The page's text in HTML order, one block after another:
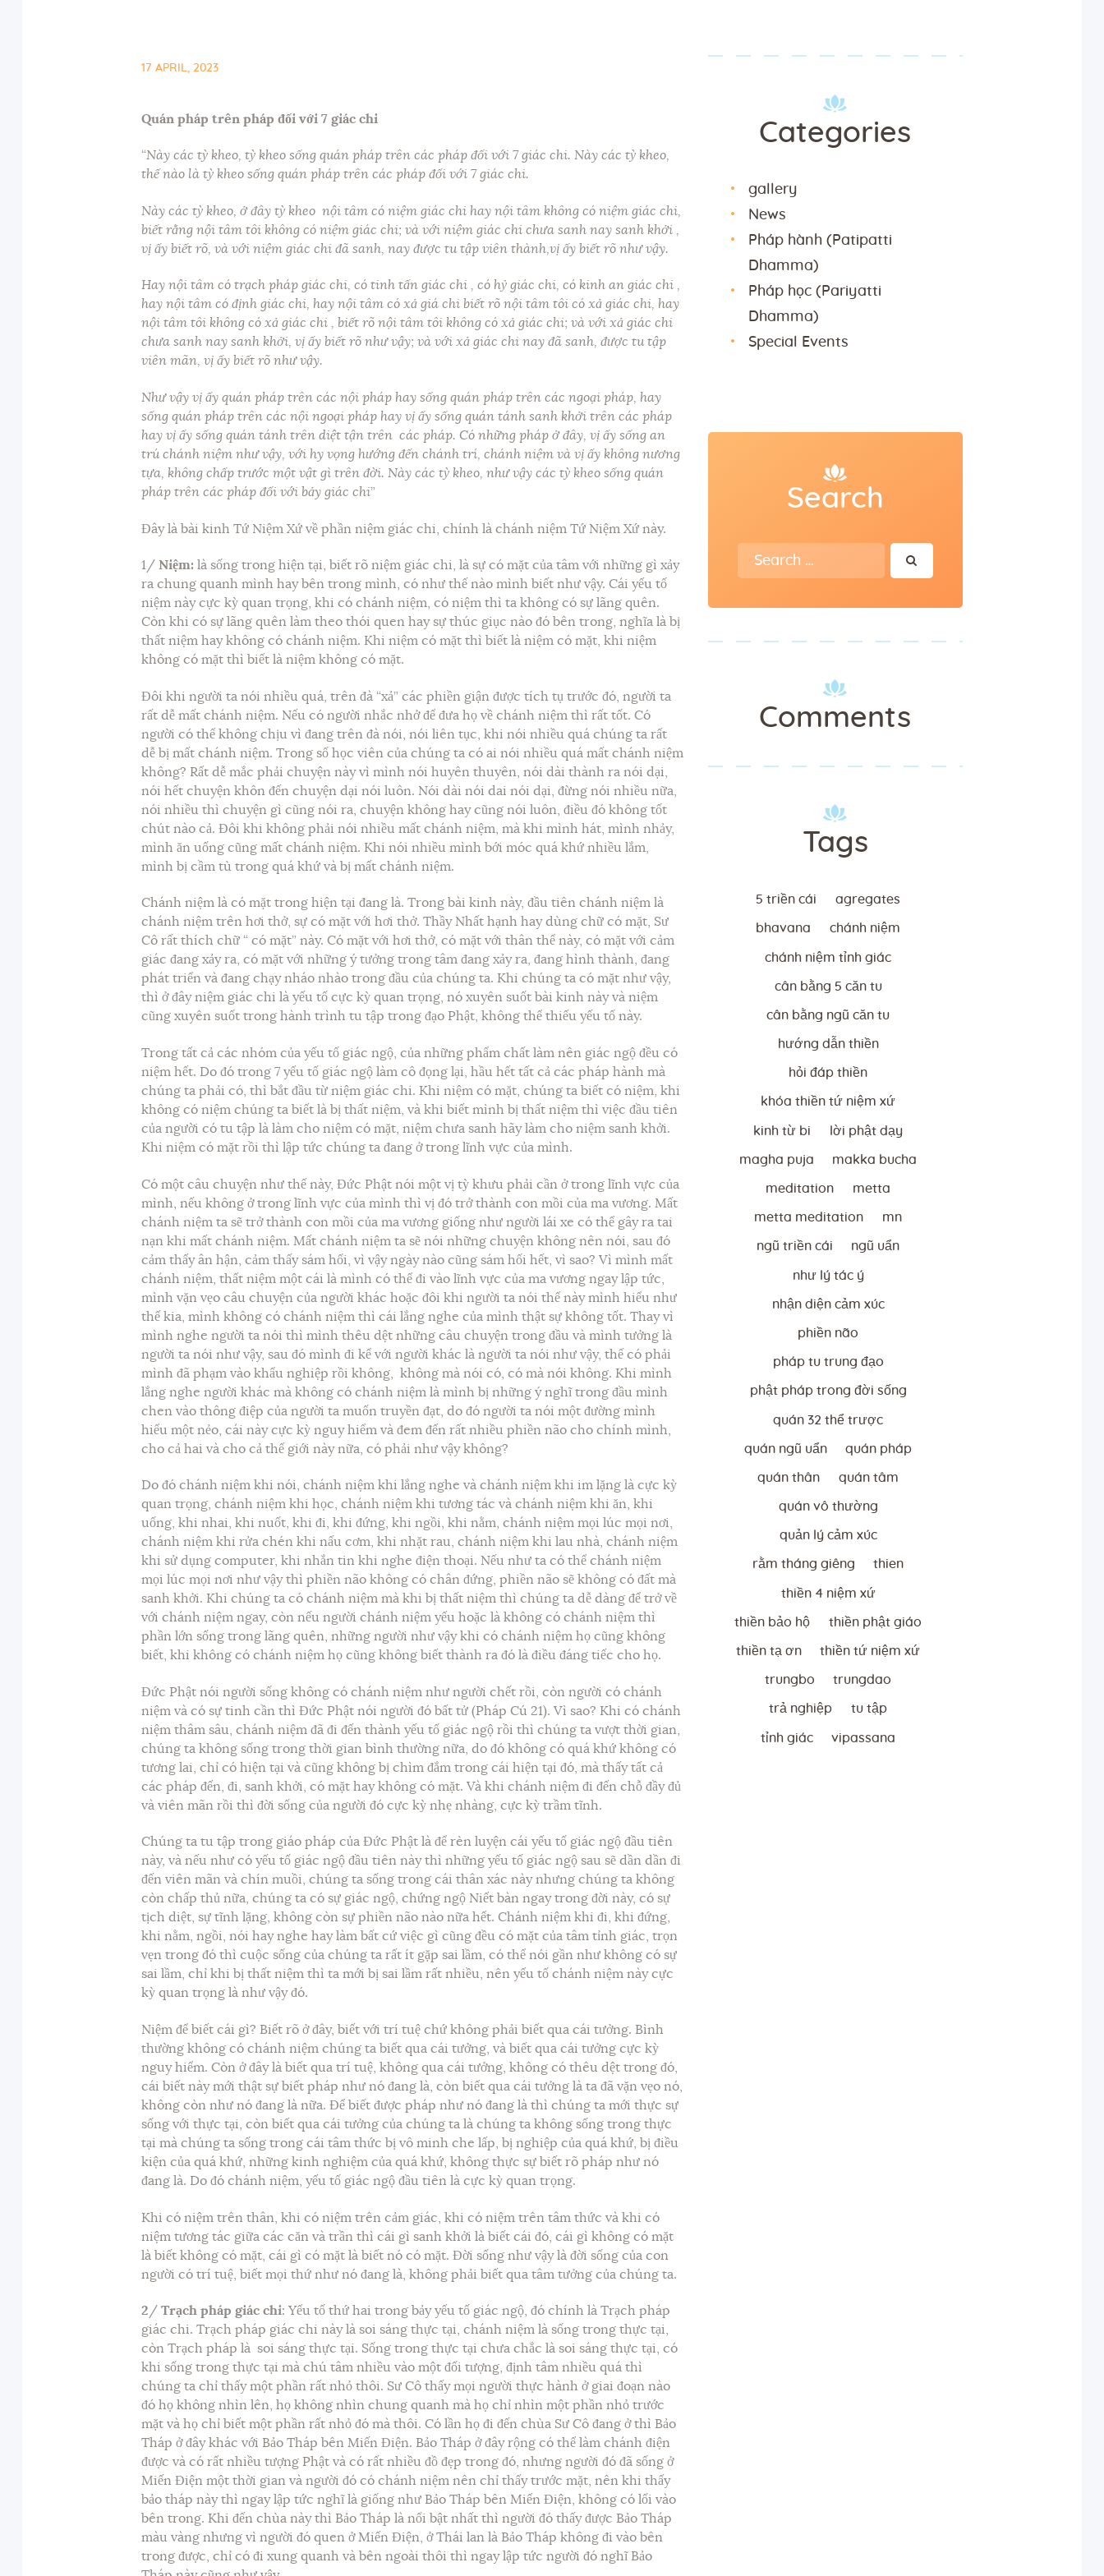
17 APRIL, 2023
Quán pháp trên pháp đối với 7 giác chi
“Này các tỳ kheo, tỳ kheo sống quán pháp trên các pháp đối với 7 giác chi. Này các tỳ kheo,
thế nào là tỳ kheo sống quán pháp trên các pháp đối với 7 giác chi.
Này các tỳ kheo, ở đây tỳ kheo nội tâm có niệm giác chi hay nội tâm không có niệm giác chi,
biết rằng nội tâm tôi không có niệm giác chi; và với niệm giác chi chưa sanh nay sanh khởi ,
vị ấy biết rõ, và với niệm giác chi đã sanh, nay được tu tập viên thành,vị ấy biết rõ như vậy.
Hay nội tâm có trạch pháp giác chi, có tinh tấn giác chi , có hỷ giác chi, có kinh an giác chi ,
hay nội tâm có định giác chi, hay nội tâm có xả giá chi biết rõ nội tâm tôi có xả giác chi, hay
nội tâm tôi không có xả giác chi , biết rõ nội tâm tôi không có xả giác chi; và với xả giác chi
chưa sanh nay sanh khởi, vị ấy biết rõ như vậy; và với xả giác chi nay đã sanh, được tu tập
viên mãn, vị ấy biết rõ như vậy.
Như vậy vị ấy quán pháp trên các nội pháp hay sống quán pháp trên các ngoại pháp, hay
sống quán pháp trên các nội ngoại pháp hay vị ấy sống quán tánh sanh khởi trên các pháp
hay vị ấy sống quán tánh trên diệt tận trên các pháp. Có những pháp ở đây, vị ấy sống an
trú chánh niệm như vậy, với hy vọng hướng đến chánh trí, chánh niệm và vị ấy không nương
tựa, không chấp trước một vật gì trên đời. Này các tỳ kheo, như vậy các tỳ kheo sống quán
pháp trên các pháp đối với bảy giác chi”
Đây là bài kinh Tứ Niệm Xứ về phần niệm giác chi, chính là chánh niệm Tứ Niệm Xứ này.
1/ Niệm: là sống trong hiện tại, biết rõ niệm giác chi, là sự có mặt của tâm với những gì xảy
ra chung quanh mình hay bên trong mình, có như thế nào mình biết như vậy. Cái yếu tố
niệm này cực kỳ quan trọng, khi có chánh niệm, có niệm thì ta không có sự lãng quên.
Còn khi có sự lãng quên làm theo thói quen hay sự thúc giục nào đó bên trong, nghĩa là bị
thất niệm hay không có chánh niệm. Khi niệm có mặt thì biết là niệm có mặt, khi niệm
không có mặt thì biết là niệm không có mặt.
Đôi khi người ta nói nhiều quá, trên đà “xả” các phiền giận được tích tụ trước đó, người ta
rất dễ mất chánh niệm. Nếu có người nhắc nhở để đưa họ về chánh niệm thì rất tốt. Có
người có thể không chịu vì đang trên đà nói, nói liên tục, khi nói nhiều quá chúng ta rất
dễ bị mất chánh niệm. Trong số học viên của chúng ta có ai nói nhiều quá mất chánh niệm
không? Rất dễ mắc phải chuyện này vì mình nói huyên thuyên, nói dài thành ra nói dại,
nói hết chuyện khôn đến chuyện dại nói luôn. Nói dài nói dai nói dại, đừng nói nhiều nữa,
nói nhiều thì chuyện gì cũng nói ra, chuyện không hay cũng nói luôn, điều đó không tốt
chút nào cả. Đôi khi không phải nói nhiều mất chánh niệm, mà khi mình hát, mình nhảy,
mình ăn uống cũng mất chánh niệm. Khi nói nhiều mình bới móc quá khứ nhiều lắm,
mình bị cầm tù trong quá khứ và bị mất chánh niệm.
Chánh niệm là có mặt trong hiện tại đang là. Trong bài kinh này, đầu tiên chánh niệm là
chánh niệm trên hơi thở, sự có mặt với hơi thở. Thầy Nhất hạnh hay dùng chữ có mặt, Sư
Cô rất thích chữ “ có mặt” này. Có mặt với hơi thở, có mặt với thân thể này, có mặt với cảm
giác đang xảy ra, có mặt với những ý tưởng trong tâm đang xảy ra, đang hình thành, đang
phát triển và đang chạy nháo nhào trong đầu của chúng ta. Khi chúng ta có mặt như vậy,
thì ở đây niệm giác chi là yếu tố cực kỳ quan trọng, nó xuyên suốt bài kinh này và niệm
cũng xuyên suốt trong hành trình tu tập trong đạo Phật, không thể thiếu yếu tố này.
Trong tất cả các nhóm của yếu tố giác ngộ, của những phẩm chất làm nên giác ngộ đều có
niệm hết. Do đó trong 7 yếu tố giác ngộ làm cô đọng lại, hầu hết tất cả các pháp hành mà
chúng ta phải có, thì bắt đầu từ niệm giác chi. Khi niệm có mặt, chúng ta biết có niệm, khi
không có niệm chúng ta biết là bị thất niệm, và khi biết mình bị thất niệm thì việc đầu tiên
của người có tu tập là làm cho niệm có mặt, niệm chưa sanh hãy làm cho niệm sanh khởi.
Khi niệm có mặt rồi thì lập tức chúng ta đang ở trong lĩnh vực của mình.
Có một câu chuyện như thế này, Đức Phật nói một vị tỳ khưu phải cần ở trong lĩnh vực của
mình, nếu không ở trong lĩnh vực của mình thì vị đó trở thành con mồi của ma vương. Mất
chánh niệm ta sẽ trở thành con mồi của ma vương giống như người lái xe có thể gây ra tai
nạn khi mất chánh niệm. Mất chánh niệm ta sẽ nói những chuyện không nên nói, sau đó
cảm thấy ân hận, cảm thấy sám hối, vì vậy ngày nào cũng sám hối hết, vì sao? Vì mình mất
chánh niệm, thất niệm một cái là mình có thể đi vào lĩnh vực của ma vương ngay lập tức,
mình vặn vẹo câu chuyện của người khác hoặc đôi khi người ta nói thế này mình hiểu như
thế kia, mình không có chánh niệm thì cái lắng nghe của mình thật sự không tốt. Thay vì
mình nghe người ta nói thì mình thêu dệt những câu chuyện trong đầu và mình tưởng là
người ta nói như vậy, sau đó mình đi kể với người khác là người ta nói như vậy, thế có phải
mình đã phạm vào khẩu nghiệp rồi không, không mà nói có, có mà nói không. Khi mình
lắng nghe người khác mà không có chánh niệm là mình bị những ý nghĩ trong đầu mình
chen vào thông điệp của người ta muốn truyền đạt, do đó người ta nói một đường mình
hiểu một nẻo, cái này cực kỳ nguy hiểm và đem đến rất nhiều phiền não cho chính mình,
cho cả hai và cho cả thế giới này nữa, có phải như vậy không?
Do đó chánh niệm khi nói, chánh niệm khi lắng nghe và chánh niệm khi im lặng là cực kỳ
quan trọng, chánh niệm khi học, chánh niệm khi tương tác và chánh niệm khi ăn, khi
uống, khi nhai, khi nuốt, khi đi, khi đứng, khi ngồi, khi nằm, chánh niệm mọi lúc mọi nơi,
chánh niệm khi rửa chén khi nấu cơm, khi nhặt rau, chánh niệm khi lau nhà, chánh niệm
khi sử dụng computer, khi nhắn tin khi nghe điện thoại. Nếu như ta có thể chánh niệm
mọi lúc mọi nơi như vậy thì phiền não không có chân đứng, phiền não sẽ không có đất mà
sanh khởi. Khi chúng ta có chánh niệm mà khi bị thất niệm thì chúng ta dễ dàng để trở về
với chánh niệm ngay, còn nếu người chánh niệm yếu hoặc là không có chánh niệm thì
phần lớn sống trong lãng quên, những người như vậy khi có chánh niệm họ cũng không
biết, khi không có chánh niệm họ cũng không biết thành ra đó là điều đáng tiếc cho họ.
Đức Phật nói người sống không có chánh niệm như người chết rồi, còn người có chánh
niệm và có sự tinh cần thì Đức Phật nói người đó bất tử (Pháp Cú 21). Vì sao? Khi có chánh
niệm thâm sâu, chánh niệm đã đi đến thành yếu tố giác ngộ rồi thì chúng ta vượt thời gian,
chúng ta không sống trong thời gian bình thường nữa, do đó không có quá khứ không có
tương lai, chỉ có hiện tại và cũng không bị chìm đắm trong cái hiện tại đó, mà thấy tất cả
các pháp đến, đi, sanh khởi, có mặt hay không có mặt. Và khi chánh niệm đi đến chỗ đầy đủ
và viên mãn rồi thì đời sống của người đó cực kỳ nhẹ nhàng, cực kỳ trầm tĩnh.
Chúng ta tu tập trong giáo pháp của Đức Phật là để rèn luyện cái yếu tố giác ngộ đầu tiên
này, và nếu như có yếu tố giác ngộ đầu tiên này thì những yếu tố giác ngộ sau sẽ dần dần đi
đến viên mãn và chín muồi, chúng ta sống trong cái thân xác này nhưng chúng ta không
còn chấp thủ nữa, chúng ta có sự giác ngộ, chứng ngộ Niết bàn ngay trong đời này, có sự
tịch diệt, sự tĩnh lặng, không còn sự phiền não nào nữa hết. Chánh niệm khi đi, khi đứng,
khi nằm, ngồi, nói hay nghe hay làm bất cứ việc gì cũng đều có mặt của tâm tỉnh giác, trọn
vẹn trong đó thì cuộc sống của chúng ta rất ít gặp sai lầm, có thể nói gần như không có sự
sai lầm, chỉ khi bị thất niệm thì ta mới bị sai lầm rất nhiều, nên yếu tố chánh niệm này cực
kỳ quan trọng là như vậy đó.
Niệm để biết cái gì? Biết rõ ở đây, biết với trí tuệ chứ không phải biết qua cái tưởng. Bình
thường không có chánh niệm chúng ta biết qua cái tưởng, và biết qua cái tưởng cực kỳ
nguy hiểm. Còn ở đây là biết qua trí tuệ, không qua cái tưởng, không có thêu dệt trong đó,
cái biết này mới thật sự biết pháp như nó đang là, còn biết qua cái tưởng là ta đã vặn vẹo nó,
không còn như nó đang là nữa. Để biết được pháp như nó đang là thì chúng ta mới thực sự
sống với thực tại, còn biết qua cái tưởng của chúng ta là chúng ta không sống trong thực
tại mà chúng ta sống trong cái tâm thức bị vô minh che lấp, bị nghiệp của quá khứ, bị điều
kiện của quá khứ, những kinh nghiệm của quá khứ, không thực sự biết rõ pháp như nó
đang là. Do đó chánh niệm, yếu tố giác ngộ đầu tiên là cực kỳ quan trọng.
Khi có niệm trên thân, khi có niệm trên cảm giác, khi có niệm trên tâm thức và khi có
niệm tương tác giữa các căn và trần thì cái gì sanh khởi là biết cái đó, cái gì không có mặt
là biết không có mặt, cái gì có mặt là biết nó có mặt. Đời sống như vậy là đời sống của con
người có trí tuệ, biết mọi thứ như nó đang là, không phải biết qua tâm tưởng của chúng ta.
2 / Trạch pháp giác chi: Yếu tố thứ hai trong bảy yếu tố giác ngộ, đó chính là Trạch pháp
giác chi. Trạch pháp giác chi này là soi sáng thực tại, chánh niệm là sống trong thực tại,
còn Trạch pháp là soi sáng thực tại. Sống trong thực tại chưa chắc là soi sáng thực tại, có
khi sống trong thực tại mà chú tâm nhiều vào một đối tượng, định tâm nhiều quá thì
chúng ta chỉ thấy một phần rất nhỏ thôi. Sư Cô thấy mọi người thực hành ở giai đoạn nào
đó họ không nhìn lên, họ không nhìn chung quanh mà họ chỉ nhìn một phần nhỏ trước
mặt và họ chỉ biết một phần rất nhỏ đó mà thôi. Có lần họ đi đến chùa Sư Cô đang ở thì Bảo
Tháp ở đây khác với Bảo Tháp bên Miến Điện. Bảo Tháp ở đây rộng có thể làm chánh điện
được và có rất nhiều tượng Phật và có rất nhiều đồ đẹp trong đó, nhưng người đó đã sống ở
Miến Điện một thời gian và người đó có chánh niệm nên chỉ thấy trước mặt, nên khi thấy
bảo tháp này thì ngay lập tức nghĩ là giống như Bảo Tháp bên Miến Điện, không có lối vào
bên trong. Khi đến chùa này thì Bảo Tháp là nổi bật nhất thì người đó thấy được Bảo Tháp
màu vàng nhưng vì người đó quen ở Miến Điện, ở Thái lan là Bảo Tháp không đi vào bên
trong được, chỉ có đi xung quanh và bên ngoài thôi thì ngay lập tức người đó nghĩ Bảo
Categories
gallery
News
Pháp hành (Patipatti
Dhamma)
Pháp học (Pariyatti
Dhamma)
Special Events
Search
Search
for:
Comments
Tags
5 triền cái agregates
bhavana chánh niệm
chánh niệm tỉnh giác
cân bằng 5 căn tu
cân bằng ngũ căn tu
hướng dẫn thiền
hỏi đáp thiền
khóa thiền tứ niệm xứ
kinh từ bi lời phật dạy
magha puja makka bucha
meditation metta
metta meditation mn
ngũ triền cái ngũ uẩn
như lý tác ý
nhận diện cảm xúc
phiền não
pháp tu trung đạo
phật pháp trong đời sống
quán 32 thể trược
quán ngũ uẩn quán pháp
quán thân quán tâm
quán vô thường
quản lý cảm xúc
rằm tháng giêng thien
thiền 4 niệm xứ
thiền bảo hộ thiền phật giáo
thiền tạ ơn thiền tứ niệm xứ
trungbo trungdao
trả nghiệp tu tập
tỉnh giác vipassana